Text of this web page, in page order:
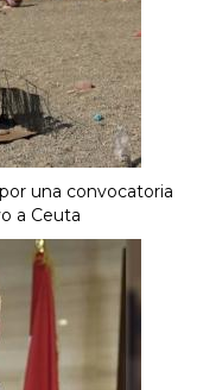
una convocatoria
a Ceuta